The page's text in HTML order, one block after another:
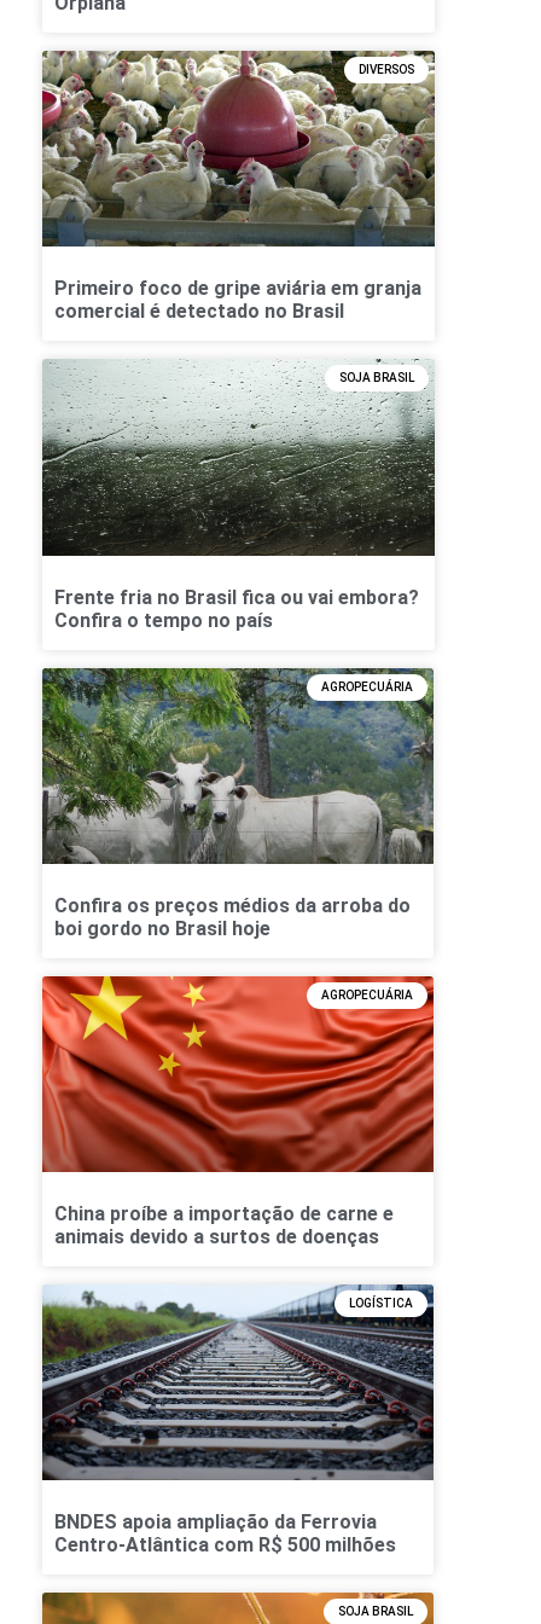
DIVERSOS
Primeiro foco de gripe aviária em granja
comercial é detectado no Brasil
SOJA BRASIL
Frente fria no Brasil fica ou vai embora?
Confira o tempo no país
AGROPECUÁRIA
Confira os preços médios da arroba do
boi gordo no Brasil hoje
AGROPECUÁRIA
China proíbe a importação de carne e
animais devido a surtos de doenças
LOGÍSTICA
BNDES apoia ampliação da Ferrovia
Centro-Atlântica com R$ 500 milhões
SOJA BRASIL